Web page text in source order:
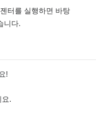
터를 실행하면 바탕
니다.
!
요.